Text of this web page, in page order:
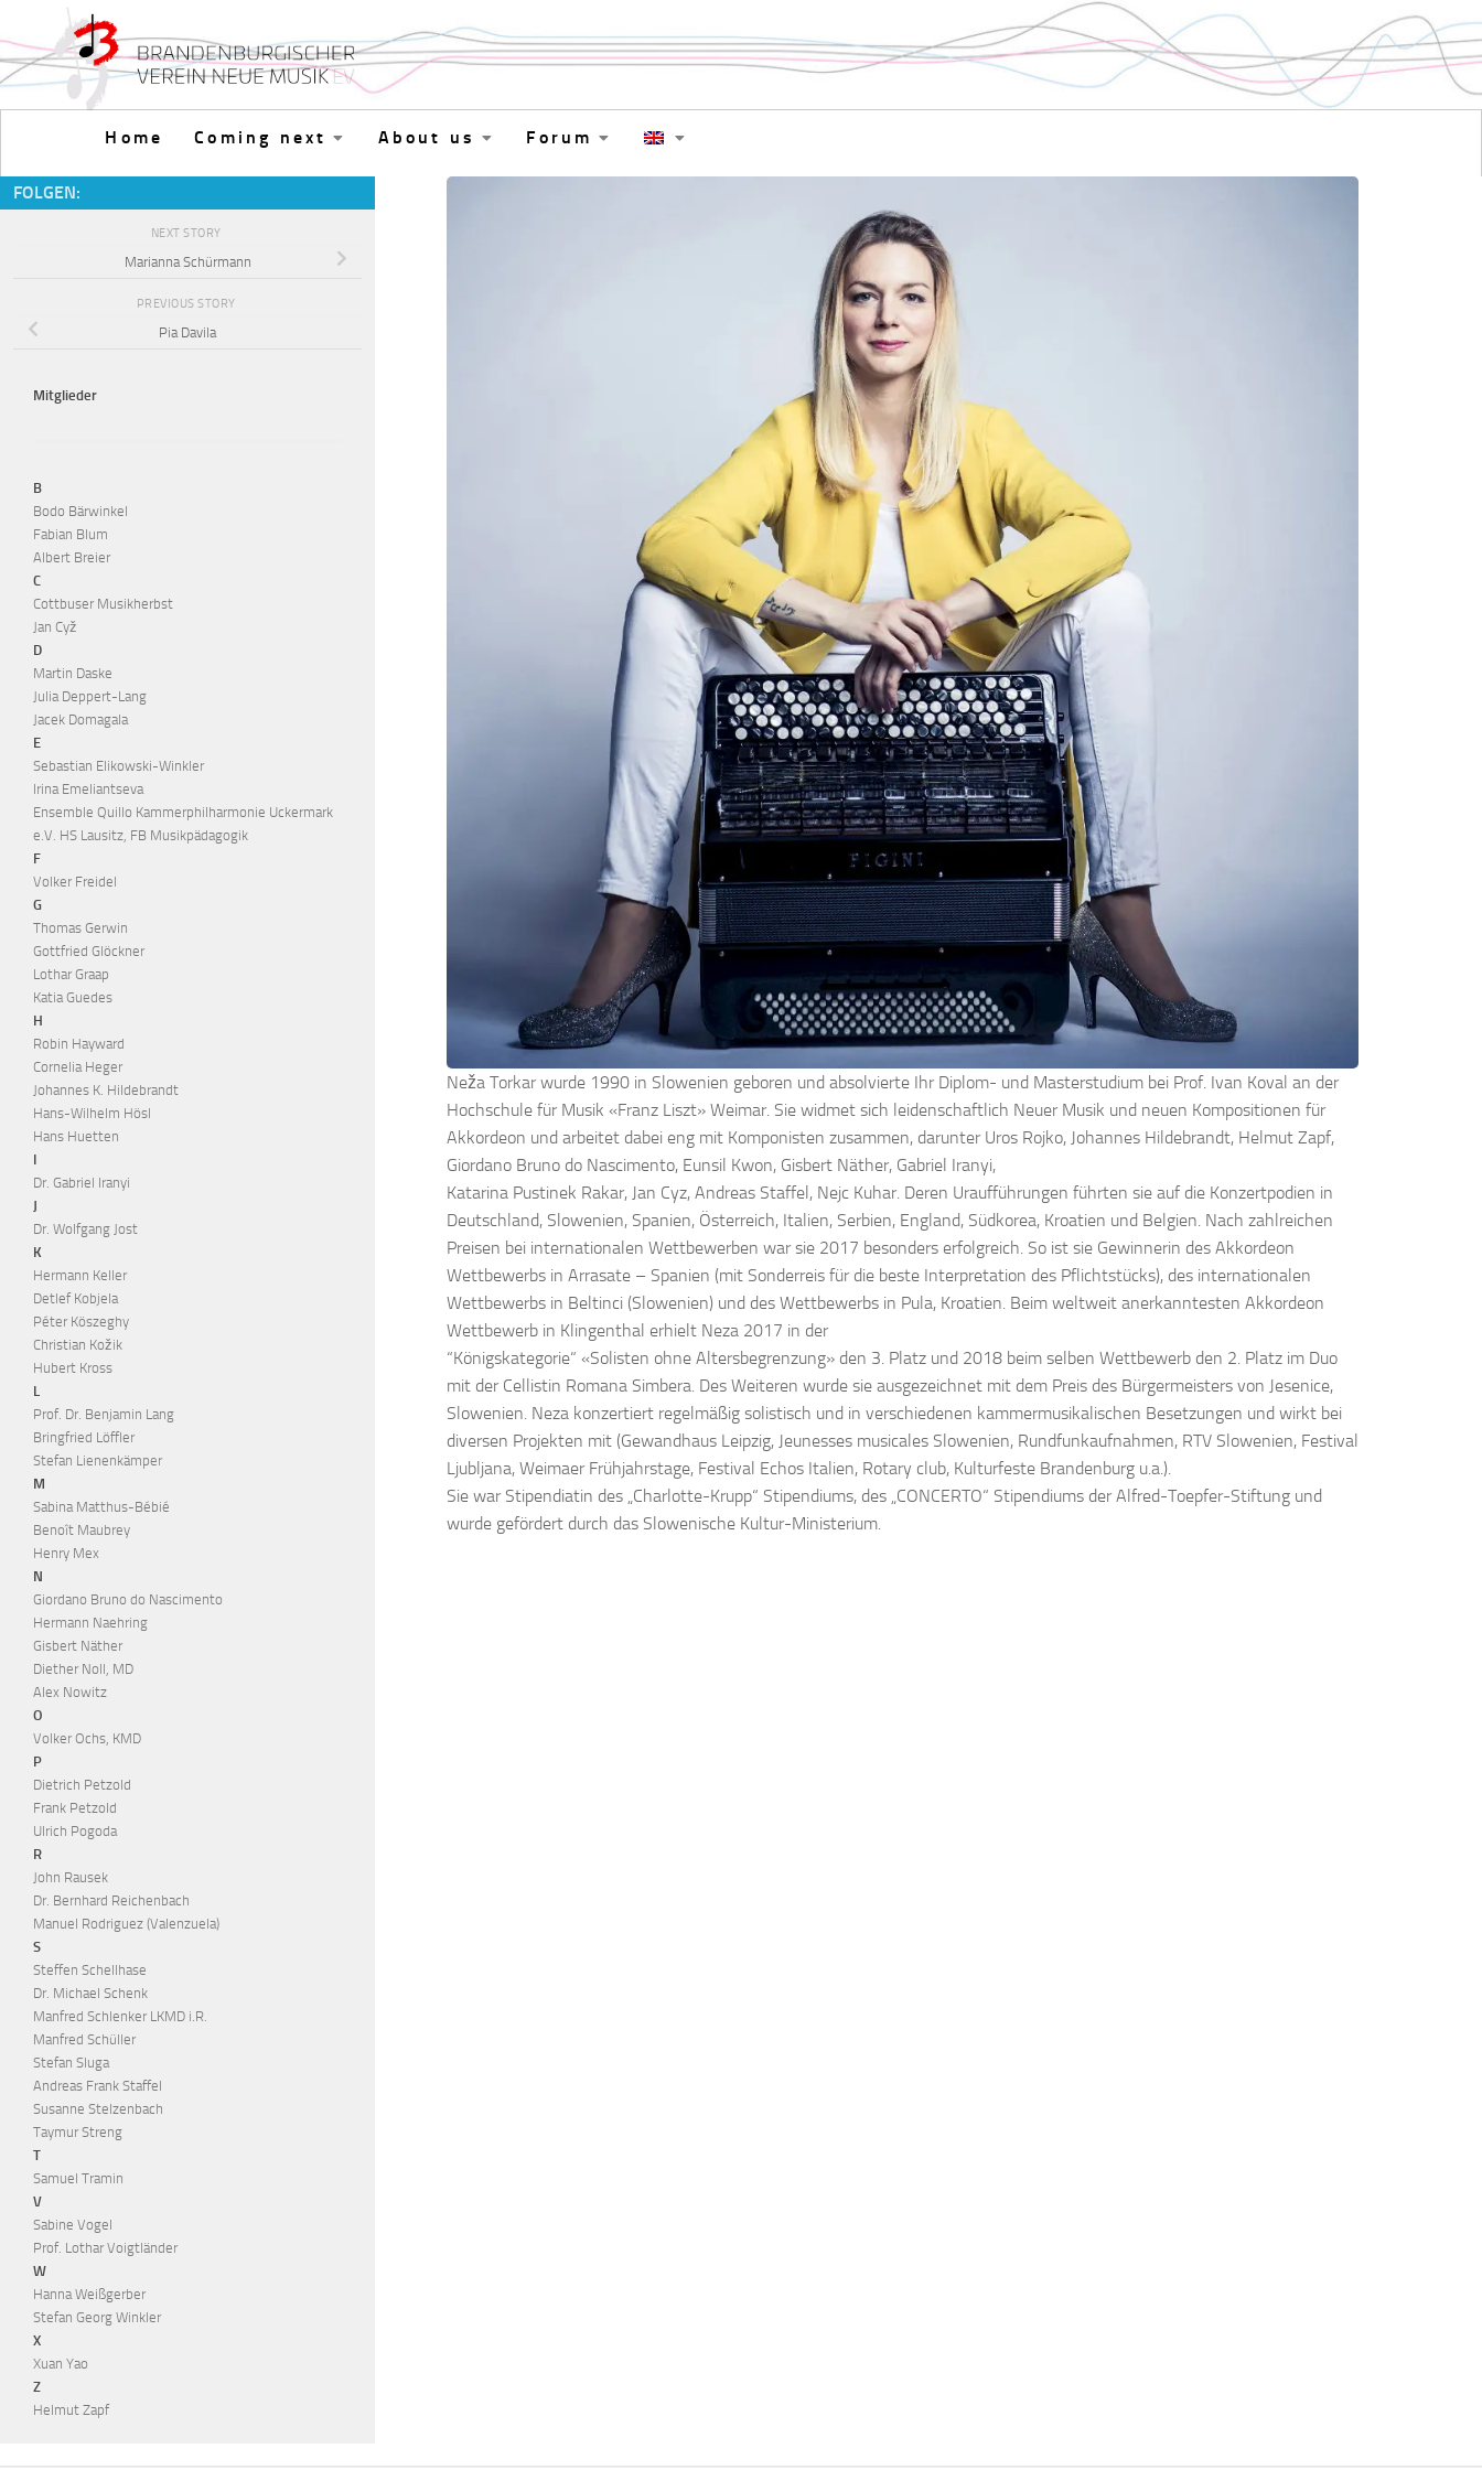
Skip to content
Home Coming next About us Forum
Neža Torkar wurde 1990 in Slowenien geboren und absolvierte Ihr Diplom- und Masterstudium bei Prof. Ivan Koval an der
Hochschule für Musik «Franz Liszt» Weimar. Sie widmet sich leidenschaftlich Neuer Musik und neuen Kompositionen für
Akkordeon und arbeitet dabei eng mit Komponisten zusammen, darunter Uros Rojko, Johannes Hildebrandt, Helmut Zapf,
Giordano Bruno do Nascimento, Eunsil Kwon, Gisbert Näther, Gabriel Iranyi,
Katarina Pustinek Rakar, Jan Cyz, Andreas Staffel, Nejc Kuhar. Deren Uraufführungen führten sie auf die Konzertpodien in
Deutschland, Slowenien, Spanien, Österreich, Italien, Serbien, England, Südkorea, Kroatien und Belgien. Nach zahlreichen
Preisen bei internationalen Wettbewerben war sie 2017 besonders erfolgreich. So ist sie Gewinnerin des Akkordeon
Wettbewerbs in Arrasate – Spanien (mit Sonderreis für die beste Interpretation des Pflichtstücks), des internationalen
Wettbewerbs in Beltinci (Slowenien) und des Wettbewerbs in Pula, Kroatien. Beim weltweit anerkanntesten Akkordeon
Wettbewerb in Klingenthal erhielt Neza 2017 in der
“Königskategorie“ «Solisten ohne Altersbegrenzung» den 3. Platz und 2018 beim selben Wettbewerb den 2. Platz im Duo
mit der Cellistin Romana Simbera. Des Weiteren wurde sie ausgezeichnet mit dem Preis des Bürgermeisters von Jesenice,
Slowenien. Neza konzertiert regelmäßig solistisch und in verschiedenen kammermusikalischen Besetzungen und wirkt bei
diversen Projekten mit (Gewandhaus Leipzig, Jeunesses musicales Slowenien, Rundfunkaufnahmen, RTV Slowenien, Festival
Ljubljana, Weimaer Frühjahrstage, Festival Echos Italien, Rotary club, Kulturfeste Brandenburg u.a.).
Sie war Stipendiatin des „Charlotte-Krupp“ Stipendiums, des „CONCERTO“ Stipendiums der Alfred-Toepfer-Stiftung und
wurde gefördert durch das Slowenische Kultur-Ministerium.
FOLGEN:
NEXT STORY
Marianna Schürmann
PREVIOUS STORY
Pia Davila
Mitglieder
B
Bodo Bärwinkel
Fabian Blum
Albert Breier
C
Cottbuser Musikherbst
Jan Cyž
D
Martin Daske
Julia Deppert-Lang
Jacek Domagala
E
Sebastian Elikowski-Winkler
Irina Emeliantseva
Ensemble Quillo Kammerphilharmonie Uckermark
e.V. HS Lausitz, FB Musikpädagogik
F
Volker Freidel
G
Thomas Gerwin
Gottfried Glöckner
Lothar Graap
Katia Guedes
H
Robin Hayward
Cornelia Heger
Johannes K. Hildebrandt
Hans-Wilhelm Hösl
Hans Huetten
I
Dr. Gabriel Iranyi
J
Dr. Wolfgang Jost
K
Hermann Keller
Detlef Kobjela
Péter Köszeghy
Christian Kožik
Hubert Kross
L
Prof. Dr. Benjamin Lang
Bringfried Löffler
Stefan Lienenkämper
M
Sabina Matthus-Bébié
Benoît Maubrey
Henry Mex
N
Giordano Bruno do Nascimento
Hermann Naehring
Gisbert Näther
Diether Noll, MD
Alex Nowitz
O
Volker Ochs, KMD
P
Dietrich Petzold
Frank Petzold
Ulrich Pogoda
R
John Rausek
Dr. Bernhard Reichenbach
Manuel Rodriguez (Valenzuela)
S
Steffen Schellhase
Dr. Michael Schenk
Manfred Schlenker LKMD i.R.
Manfred Schüller
Stefan Sluga
Andreas Frank Staffel
Susanne Stelzenbach
Taymur Streng
T
Samuel Tramin
V
Sabine Vogel
Prof. Lothar Voigtländer
W
Hanna Weißgerber
Stefan Georg Winkler
X
Xuan Yao
Z
Helmut Zapf